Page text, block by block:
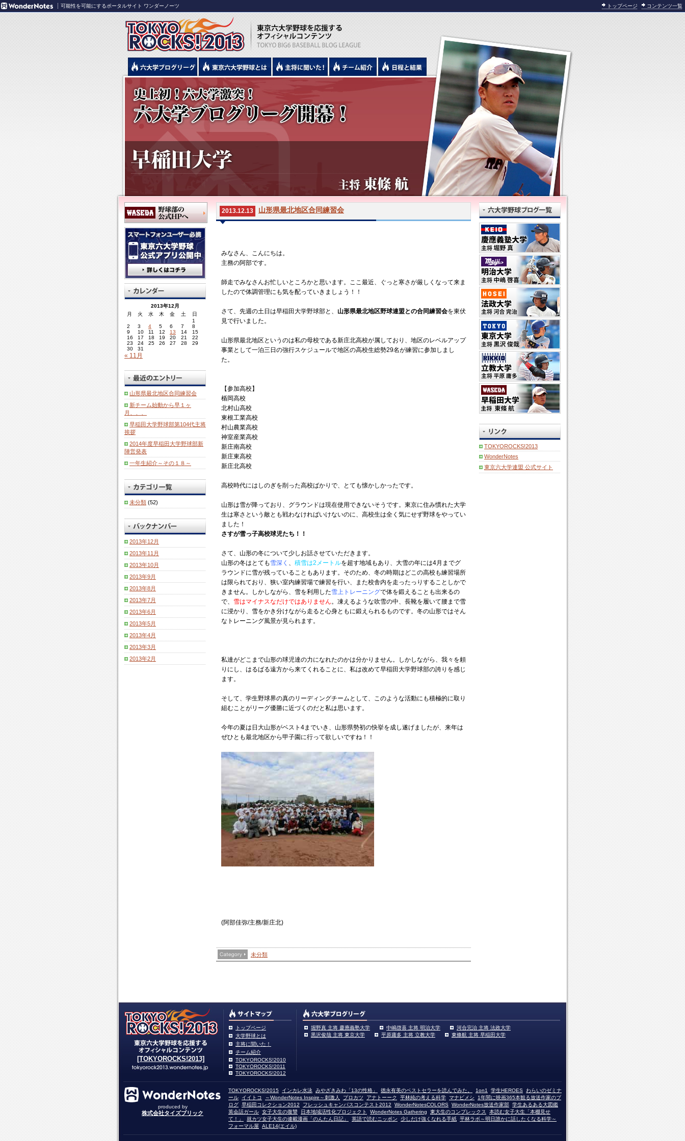
可能性を可能にするポータルサイト ワンダーノーツ トップページ コンテンツ一覧
2013.12.13 山形県最北地区合同練習会
な
さ
こ
ん
ち
は。
務
の
部
で
走
で
な
さ
お
忙
い
と
こ
と
思
い
ま
す。
こ
こ
最
近、
っ
寒
さ
が
厳
く
な
っ
て
来
ま
し
た
調
管
理
も
気
使
っ
行
し
ょ
う！！
て、
先
の
土
は
早
田
大
学
部
と、
山
形
県
最
北
地
区
球
盟
と
の
合
練
習
会
を
東
伏
見
で
し
た。
形
県
北
地
と
い
の
は
私
校
で
あ
る
新
庄
北
高
校
属
て
お
り、
地
の
レ
ベ
ル
ア
ッ
プ
事
て
一
泊
日
の
行
ス
ジ
ル
で
地
区
の
校
生
総
習
加
し
岡
高
村
山
校
根
工
高
校
山
農
高
校
室
業
高
校
新
庄
高
校
新
庄
高
校
新
庄
高
校
山
形
雪
が
っ
て
り、
グ
ラ
ド
は
現
在
使
用
で
き
な
そ
で
す。
東
京
住
み
れ
た
学
生
は
と
い
う
敵
と
も
戦
わ
な
れ
い
け
な
い
に、
高
校
生
は
全
く
気
野
球
を
っ
て
ま
し
さ
す
雪
っ
高
校
児
た
ち！！
私
達
ど
こ
で
山
の
球
児
力
に
な
れ
た
の
か
は
分
り
せ
ん。
し
か
な
が
ら
こ
の
よ
う
に
り
に
し、
る
ば
遠
方
ら
れ
る
こ
に、
は
大
球
部
す。
そ
し
学
生
球
界
真
の
リ
ィ
ン
グ
チ
ー
ム
と
し
て、
の
う
な
活
動
積
極
的
に
取
り
組
む
優
勝
に
づ
く
だ
と
は
ま
す。
みなさん、こんにちは。
主務の阿部です。
師走でみなさんお忙しいところかと思います。ここ最近、ぐっと寒さが厳しくなって来ま
したので体調管理にも気を配っていきましょう！！
さて、先週の土日は早稲田大学野球部と、 山形県最北地区野球連盟との合同練習会を東伏
見で行いました。
山形県最北地区というのは私の母校である新庄北高校が属しており、地区のレベルアップ
事業として一泊三日の強行スケジュールで地区の高校生総勢29名が練習に参加しまし
た。
【参加高校】
楯岡高校
北村山高校
東根工業高校
村山農業高校
神室産業高校
新庄南高校
新庄東高校
新庄北高校
高校時代にはしのぎを削った高校ばかりで、とても懐かしかったです。
山形は雪が降っており、グラウンドは現在使用できないそうです。東京に住み慣れた大学
生は寒さという敵とも戦わなければいけないのに、高校生は全く気にせず野球をやってい
ました！
さすが雪っ子高校球児たち！！
さて、山形の冬について少しお話させていただきます。
山形の冬はとても 雪深く 、 積雪は2メートルを超す地域もあり、大雪の年には4月までグ
ラウンドに雪が残っていることもあります。そのため、冬の時期はどこの高校も練習場所
は限られており、狭い室内練習場で練習を行い、また校舎内を走ったっりすることしかで
きません。しかしながら、雪を利用した雪上トレーニングで体を鍛えることも出来るの
で、 雪はマイナスなだけではありません。凍えるような吹雪の中、長靴を履いて腰まで雪
に浸かり、雪をかき分けながら走ると心身ともに鍛えられるものです。冬の山形ではそん
なトレーニング風景が見られます。
私達がどこまで山形の球児達の力になれたのかは分かりません。しかしながら、我々を頼
りにし、はるばる遠方から来てくれることに、私は改めて早稲田大学野球部の誇りを感じ
ます。
そして、学生野球界の真のリーディングチームとして、このような活動にも積極的に取り
組むことがリーグ優勝に近づくのだと私は思います。
今年の夏は日大山形がベスト4までいき、山形県勢初の快挙を成し遂げましたが、来年は
ぜひとも最北地区から甲子園に行って欲しいですね！！
(阿部佳弥/主務/新庄北)
未分類
TOKYOROCKS!2013
WonderNotes
東京六大学連盟 公式サイト
2013年12月
月
火 水 木 金 土
日
1
2
3 4 5 6 7
8
9
10 11 12 13 14
15
16
17 18 19 20 21
22
23
24 25 26 27 28
29
30
31
« 11月
山形県最北地区合同練習会
新チーム始動から早１ヶ
月、、、
早稲田大学野球部第104代主将
挨拶
2014年度早稲田大学野球部新
陣営発表
一年生紹介～その１８～
未分類 (52)
2013年12月
2013年11月
2013年10月
2013年9月
2013年8月
2013年7月
2013年6月
2013年5月
2013年4月
2013年3月
2013年2月
[TOKYOROCKS!2013]
トップページ
大学野球とは
主将に聞いた！
チーム紹介
TOKYOROCKS!2010
TOKYOROCKS!2011
TOKYOROCKS!2012
堀野真 主将 慶應義塾大学 中嶋啓喜 主将 明治大学
河合完治 主将 法政大学
黒沢俊哉 主将 東京大学
平原庸多 主将 立教大学 東條航 主将 早稲田大学
produced by
株式会社タイズブリック
TOKYOROCKS!2015 インカレ水泳 みやざきみわ「13の性格」 徳永有美のベストセラーを読んでみた。 1on1 学生HEROES わらいのゼミナ
ール
イイトコ ～WonderNotes Inspire～刺激人 プロカツ アナトーーク 平林純の考える科学 マナビメシ
1年間に映画365本観る放送作家のブ
ログ 早稲田コレクション2012 フレッシュキャンパスコンテスト2012 WonderNotesCOLORS WonderNotes放送作家部 学生あるある大図鑑
英会話ガール 女子大生の復讐 日本地域活性化プロジェクト WonderNotes Gathering 東大生のコンプレックス
本読む女子大生「本棚見せ
て！」
就カツ女子大生の連載漫画「のんたん日記」 英語で読むニッポン 少しだけ強くなれる手紙 平林ラボ～明日誰かに話したくなる科学～
フォーマル屋
ALE14(エイル)